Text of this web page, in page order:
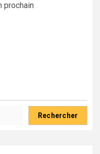
prochain
Rechercher